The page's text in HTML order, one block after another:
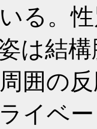
る。
は結
囲の
イベ